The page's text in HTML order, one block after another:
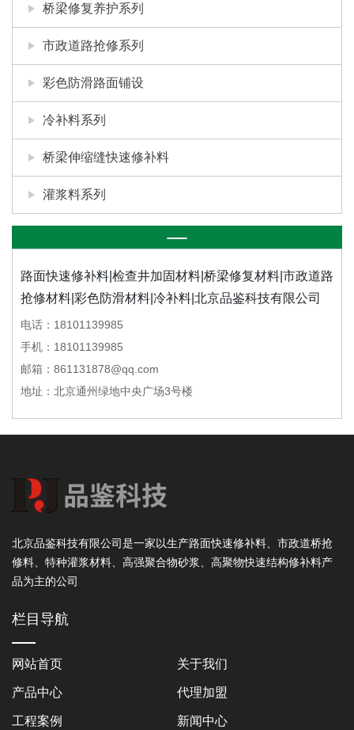
桥梁修复养护系列
市政道路抢修系列
彩色防滑路面铺设
冷补料系列
桥梁伸缩缝快速修补料
灌浆料系列
路面快速修补料|检查井加固材料|桥梁修复材料|市政道路
抢修材料|彩色防滑材料|冷补料|北京品鉴科技有限公司
电话：18101139985
手机：18101139985
邮箱：861131878@qq.com
地址：北京通州绿地中央广场3号楼
北京品鉴科技有限公司是一家以生产路面快速修补料、市政道桥抢
修料、特种灌浆材料、高强聚合物砂浆、高聚物快速结构修补料产
品为主的公司
栏目导航
网站首页 关于我们
产品中心 代理加盟
工程案例 新闻中心